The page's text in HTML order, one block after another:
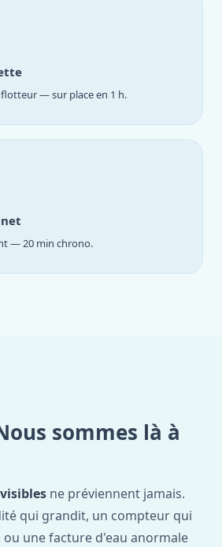
flotteur — sur place en 1 h.
— 20 min chrono.
sommes là à
ne préviennent jamais.
qui grandit, un compteur qui
une facture d'eau anormale